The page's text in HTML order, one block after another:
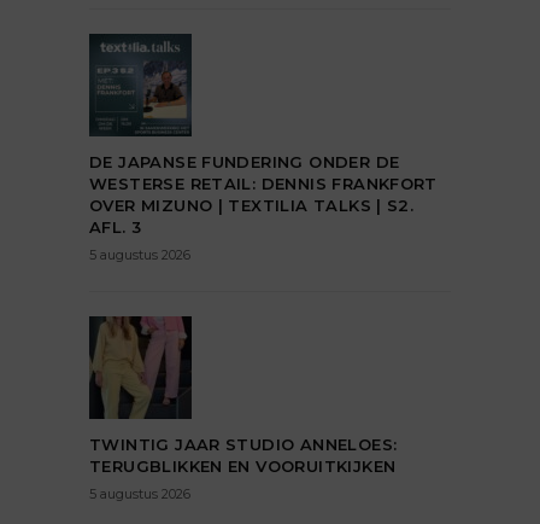
DE JAPANSE FUNDERING ONDER DE
WESTERSE RETAIL: DENNIS FRANKFORT
OVER MIZUNO | TEXTILIA TALKS | S2.
AFL. 3
5 augustus 2026
TWINTIG JAAR STUDIO ANNELOES:
TERUGBLIKKEN EN VOORUITKIJKEN
5 augustus 2026